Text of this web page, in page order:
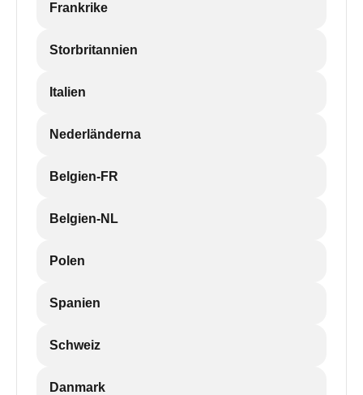
Frankrike
Storbritannien
Italien
Nederländerna
Belgien-FR
Belgien-NL
Polen
Spanien
Schweiz
Danmark